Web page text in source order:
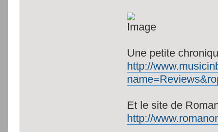
Une petite
http://
Et le site de
http://